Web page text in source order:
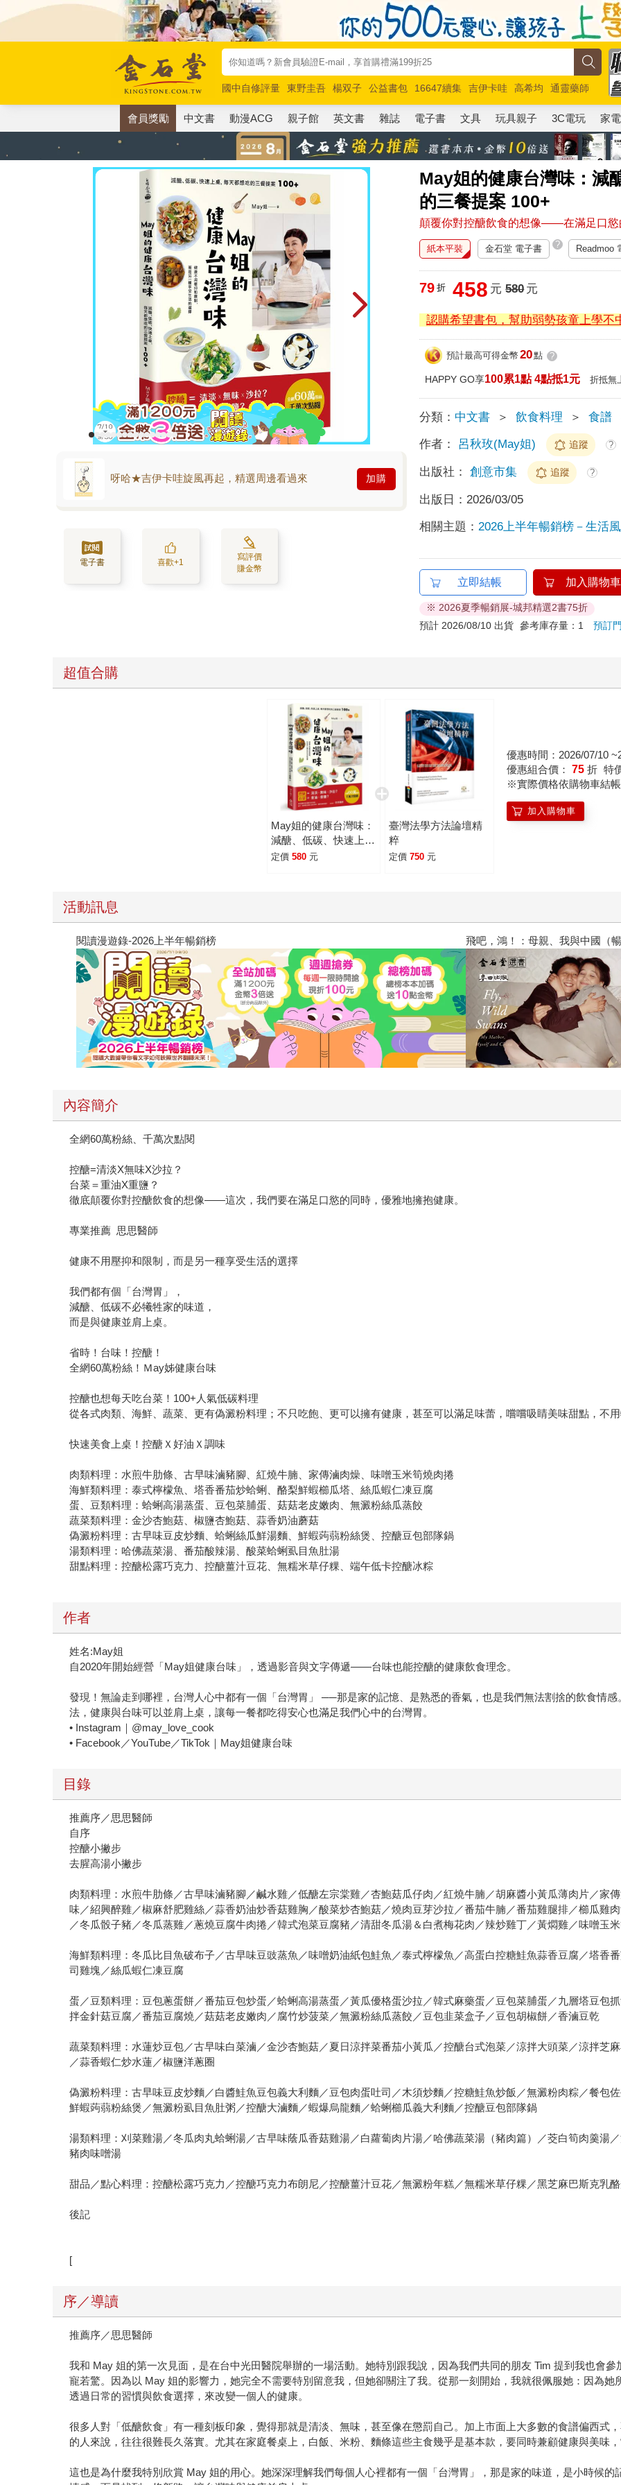
國中自修評量 東野圭吾 楊双子 公益書包 16647續集 吉伊卡哇 高希均
通靈藥師
唯紅花綻放
奧德賽 路邊攤新作 馬斯克 玩具總動員5 超慢跑
會員獎勵 中文書 動漫ACG 親子館 英文書 雜誌 電子書 文具 玩具親子 3C電玩 家電
May姐的健康台灣味：減
的三餐提案 100+
顛覆你對控醣飲食的想像——在滿足口慾
呀哈★吉伊卡哇旋風再起，精選周邊看過來 加購
電子書 喜歡+1
寫評價
賺金幣
紙本平裝 金石堂 電子書 ? Readmoo
79 折 458 元 580元
認購希望書包，幫助弱勢孩童上學不
預計最高可得金幣 20點 ?
HAPPY GO享100累1點 4點抵1元 折抵無
分類： 中文書 ＞ 飲食料理 ＞ 食譜
作者： 呂秋玫(May姐) 追蹤 ?
出版社： 創意市集 追蹤 ?
出版日： 2026/03/05
相關主題： 2026上半年暢銷榜－生活
立即結帳 加入購物車
※ 2026夏季暢銷展-城邦精選2書75折
預計 2026/08/10 出貨 參考庫存量：1預訂
超值合購
May姐的健康台灣味：
減醣、低碳、快速上
桌，每天都想吃的三餐
定價 580 元
臺灣法學方法論壇精
粹
定價 750 元
優惠時間：2026/07/10
優惠組合價： 75 折 特
※實際價格依購物車結
加入購物車
活動訊息
閱讀漫遊錄-2026上半年暢銷榜 飛吧，鴻！：母親、我與中國（
內容簡介
全網60萬粉絲、千萬次點閱
控醣=清淡X無味X沙拉？
台菜＝重油X重鹽？
徹底顛覆你對控醣飲食的想像——這次，我們要在滿足口慾的同時，優雅地擁抱健康。
專業推薦 思思醫師
健康不用壓抑和限制，而是另一種享受生活的選擇
我們都有個「台灣胃」，
減醣、低碳不必犧牲家的味道，
而是與健康並肩上桌。
省時！台味！控醣！
全網60萬粉絲！Ｍay姊健康台味
控醣也想每天吃台菜！100+人氣低碳料理
從各式肉類、海鮮、蔬菜、更有偽澱粉料理；不只吃飽、更可以擁有健康，甚至可以滿足味蕾，嚐嚐吸睛美味甜點，不用
快速美食上桌！控醣Ｘ好油Ｘ調味
肉類料理：水煎牛肋條、古早味滷豬腳、紅燒牛腩、家傳滷肉燥、味噌玉米筍燒肉捲
海鮮類料理：泰式檸檬魚、塔香番茄炒蛤蜊、酪梨鮮蝦櫛瓜塔、絲瓜蝦仁凍豆腐
蛋、豆類料理：蛤蜊高湯蒸蛋、豆包菜脯蛋、菇菇老皮嫩肉、無澱粉絲瓜蒸餃
蔬菜類料理：金沙杏鮑菇、椒鹽杏鮑菇、蒜香奶油蘑菇
偽澱粉料理：古早味豆皮炒麵、蛤蜊絲瓜鮮湯麵、鮮蝦蒟蒻粉絲煲、控醣豆包部隊鍋
湯類料理：哈佛蔬菜湯、番茄酸辣湯、酸菜蛤蜊虱目魚肚湯
甜點料理：控醣松露巧克力、控醣薑汁豆花、無糯米草仔粿、端午低卡控醣冰粽
作者
姓名:May姐
自2020年開始經營「May姐健康台味」，透過影音與文字傳遞——台味也能控醣的健康飲食理念。
發現！無論走到哪裡，台灣人心中都有一個「台灣胃」 ──那是家的記憶、是熟悉的香氣，也是我們無法割捨的飲食情
法，健康與台味可以並肩上桌，讓每一餐都吃得安心也滿足我們心中的台灣胃。
• Instagram｜@may_love_cook
• Facebook／YouTube／TikTok｜May姐健康台味
目錄
推薦序／思思醫師
自序
控醣小撇步
去腥高湯小撇步
肉類料理：水煎牛肋條／古早味滷豬腳／鹹水雞／低醣左宗棠雞／杏鮑菇瓜仔肉／紅燒牛腩／胡麻醬小黃瓜薄肉片／家
味／紹興醉雞／椒麻舒肥雞絲／蒜香奶油炒香菇雞胸／酸菜炒杏鮑菇／燒肉豆芽沙拉／番茄牛腩／番茄雞腿排／櫛瓜雞
／冬瓜骰子豬／冬瓜蒸雞／蔥燒豆腐牛肉捲／韓式泡菜豆腐豬／清甜冬瓜湯＆白煮梅花肉／辣炒雞丁／黃燜雞／味噌玉
海鮮類料理：冬瓜比目魚破布子／古早味豆豉蒸魚／味噌奶油紙包鮭魚／泰式檸檬魚／高蛋白控糖鮭魚蒜香豆腐／塔香
司雞塊／絲瓜蝦仁凍豆腐
蛋／豆類料理：豆包蔥蛋餅／番茄豆包炒蛋／蛤蜊高湯蒸蛋／黃瓜優格蛋沙拉／韓式麻藥蛋／豆包菜脯蛋／九層塔豆包
拌金針菇豆腐／番茄豆腐燒／菇菇老皮嫩肉／腐竹炒菠菜／無澱粉絲瓜蒸餃／豆包韭菜盒子／豆包胡椒餅／香滷豆乾
蔬菜類料理：水蓮炒豆包／古早味白菜滷／金沙杏鮑菇／夏日涼拌菜番茄小黃瓜／控醣台式泡菜／涼拌大頭菜／涼拌芝
／蒜香蝦仁炒水蓮／椒鹽洋蔥圈
偽澱粉料理：古早味豆皮炒麵／白醬鮭魚豆包義大利麵／豆包肉蛋吐司／木須炒麵／控糖鮭魚炒飯／無澱粉肉粽／餐包
鮮蝦蒟蒻粉絲煲／無澱粉虱目魚肚粥／控醣大滷麵／蝦爆烏龍麵／蛤蜊櫛瓜義大利麵／控醣豆包部隊鍋
湯類料理：刈菜雞湯／冬瓜肉丸蛤蜊湯／古早味蔭瓜香菇雞湯／白蘿蔔肉片湯／哈佛蔬菜湯（豬肉篇）／茭白筍肉羹湯
豬肉味噌湯
甜品／點心料理：控醣松露巧克力／控醣巧克力布朗尼／控醣薑汁豆花／無澱粉年糕／無糯米草仔粿／黑芝麻巴斯克乳
後記
[
序／導讀
推薦序／思思醫師
我和 May 姐的第一次見面，是在台中光田醫院舉辦的一場活動。她特別跟我說，因為我們共同的朋友 Tim 提到我也會
寵若驚。因為以 May 姐的影響力，她完全不需要特別留意我，但她卻關注了我。從那一刻開始，我就很佩服她：因為她
透過日常的習慣與飲食選擇，來改變一個人的健康。
很多人對「低醣飲食」有一種刻板印象，覺得那就是清淡、無味，甚至像在懲罰自己。加上市面上大多數的食譜偏西式
的人來說，往往很難長久落實。尤其在家庭餐桌上，白飯、米粉、麵條這些主食幾乎是基本款，要同時兼顧健康與美味
這也是為什麼我特別欣賞 May 姐的用心。她深深理解我們每個人心裡都有一個「台灣胃」，那是家的味道，是小時候